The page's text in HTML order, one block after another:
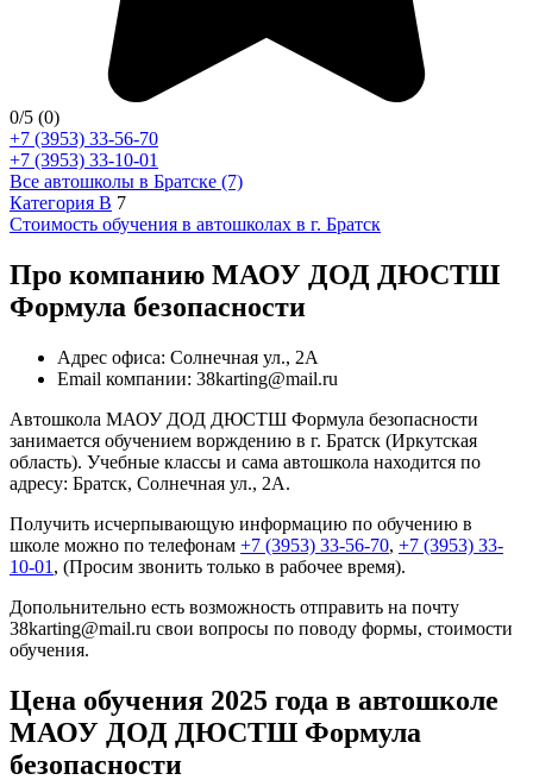
0/5 (0)
+7 (3953) 33-56-70
+7 (3953) 33-10-01
Все автошколы в Братске (7)
Категория B 7
Стоимость обучения в автошколах в г. Братск
Про компанию МАОУ ДОД ДЮСТШ
Формула безопасности
Адрес офиса: Солнечная ул., 2А
Email компании: 38karting@mail.ru
Автошкола МАОУ ДОД ДЮСТШ Формула безопасности
занимается обучением ворждению в г. Братск (Иркутская
область). Учебные классы и сама автошкола находится по
адресу: Братск, Солнечная ул., 2А.
Получить исчерпывающую информацию по обучению в
школе можно по телефонам +7 (3953) 33-56-70, +7 (3953) 33-
10-01 , (Просим звонить только в рабочее время).
Допольнительно есть возможность отправить на почту
38karting@mail.ru свои вопросы по поводу формы, стоимости
обучения.
Цена обучения 2025 года в автошколе
МАОУ ДОД ДЮСТШ Формула
безопасности